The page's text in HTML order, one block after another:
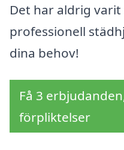
Det har aldrig
professionell
dina behov!
Få 3
förpliktelser